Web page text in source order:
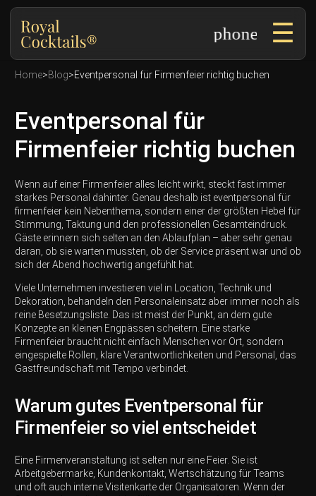
phone ☰
Home>Blog>Eventpersonal für Firmenfeier richtig buchen
Eventpersonal für
Firmenfeier richtig buchen
Wenn auf einer Firmenfeier alles leicht wirkt, steckt fast immer
starkes Personal dahinter. Genau deshalb ist eventpersonal für
firmenfeier kein Nebenthema, sondern einer der größten Hebel für
Stimmung, Taktung und den professionellen Gesamteindruck.
Gäste erinnern sich selten an den Ablaufplan – aber sehr genau
daran, ob sie warten mussten, ob der Service präsent war und ob
sich der Abend hochwertig angefühlt hat.
Viele Unternehmen investieren viel in Location, Technik und
Dekoration, behandeln den Personaleinsatz aber immer noch als
reine Besetzungsliste. Das ist meist der Punkt, an dem gute
Konzepte an kleinen Engpässen scheitern. Eine starke
Firmenfeier braucht nicht einfach Menschen vor Ort, sondern
eingespielte Rollen, klare Verantwortlichkeiten und Personal, das
Gastfreundschaft mit Tempo verbindet.
Warum gutes Eventpersonal für
Firmenfeier so viel entscheidet
Eine Firmenveranstaltung ist selten nur eine Feier. Sie ist
Arbeitgebermarke, Kundenkontakt, Wertschätzung für Teams
und oft auch interne Visitenkarte der Organisatoren. Wenn der